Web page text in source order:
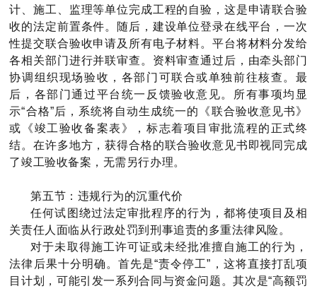
计、施工、监理等单位完成工程的自验，这是申请联合验
收的法定前置条件。随后，建设单位登录在线平台，一次
性提交联合验收申请及所有电子材料。平台将材料分发给
各相关部门进行并联审查。资料审查通过后，由牵头部门
协调组织现场验收，各部门可联合或单独前往核查。最
后，各部门通过平台统一反馈验收意见。所有事项均显
示“合格”后，系统将自动生成统一的《联合验收意见书》
或《竣工验收备案表》，标志着项目审批流程的正式终
结。在许多地方，获得合格的联合验收意见书即视同完成
了竣工验收备案，无需另行办理。
第五节：违规行为的沉重代价
任何试图绕过法定审批程序的行为，都将使项目及相
关责任人面临从行政处罚到刑事追责的多重法律风险。
对于未取得施工许可证或未经批准擅自施工的行为，
法律后果十分明确。首先是“责令停工”，这将直接打乱项
目计划，可能引发一系列合同与资金问题。其次是“高额罚